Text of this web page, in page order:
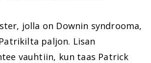
jolla on Downin syndrooma,
paljon. Lisan
vauhtiin, kun taas Patrick